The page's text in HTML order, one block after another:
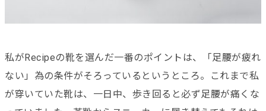
私がRecipeの靴を選んだ一番のポイントは、「足腰が疲れ
ない」為の条件がそろっているというところ。これまで私
が穿いていた靴は、一日中、歩き回ると必ず足腰が痛くな